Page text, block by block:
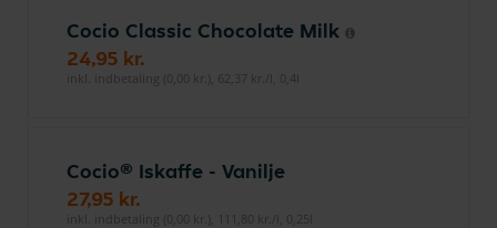
Cocio Classic Chocolate Milk
24,95 kr.
inkl. indbetaling (0,00 kr.), 62,37 kr./l, 0,4l
Cocio® Iskaffe - Vanilje
27,95 kr.
inkl. indbetaling (0,00 kr.), 111,80 kr./l, 0,25l